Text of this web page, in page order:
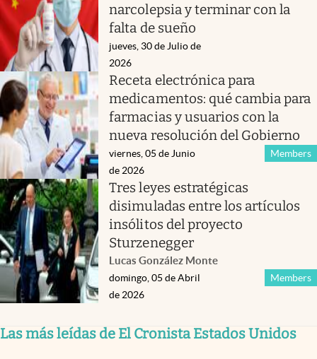
narcolepsia y terminar con la
falta de sueño
jueves, 30 de Julio de
2026
Receta electrónica para
medicamentos: qué cambia para
farmacias y usuarios con la
nueva resolución del Gobierno
Members
viernes, 05 de Junio
de 2026
Tres leyes estratégicas
disimuladas entre los artículos
insólitos del proyecto
Sturzenegger
Lucas González Monte
Members
domingo, 05 de Abril
de 2026
Las más leídas de El Cronista Estados Unidos